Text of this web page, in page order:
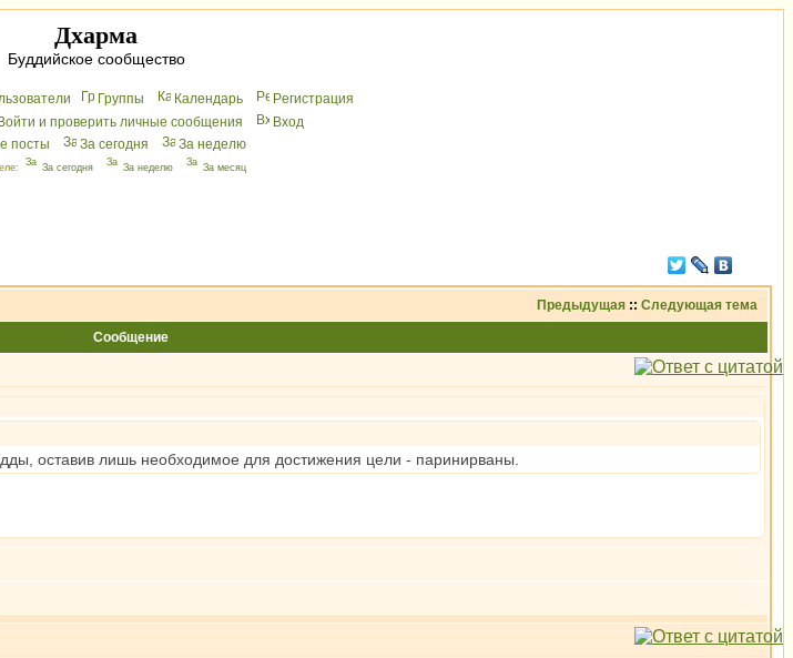
Дхарма
Буддийское сообщество
Группы Календарь
Peгиcтрaция
Войти и проверить личные сообщения
Вхoд
посты
За сегодня За неделю
За сегодня За неделю За месяц
Предыдущая :: Следующая тема
Сообщение
оставив лишь необходимое для достижения цели - паринирваны.